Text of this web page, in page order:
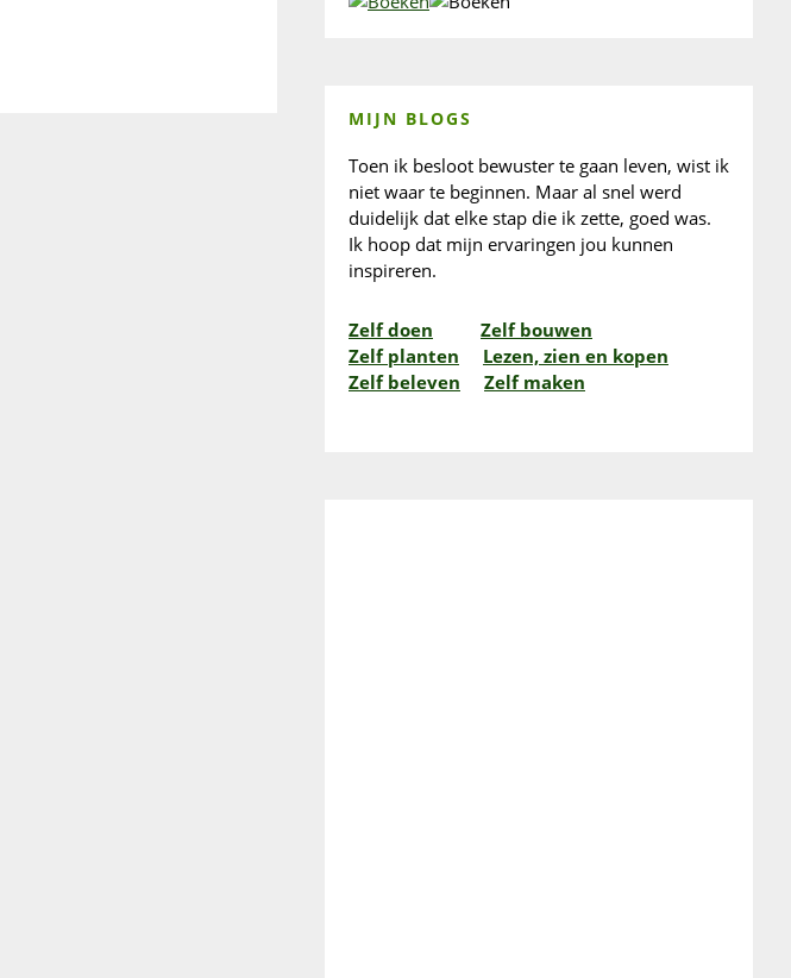
MIJN BLOGS
Toen ik besloot bewuster te gaan leven, wist ik
niet waar te beginnen. Maar al snel werd
duidelijk dat elke stap die ik zette, goed was.
Ik hoop dat mijn ervaringen jou kunnen
inspireren.
Zelf doen
Zelf bouwen
Zelf planten
Lezen, zien en kopen
Zelf beleven
Zelf maken